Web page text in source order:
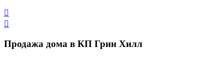


Продажа дома в КП Грин Хилл